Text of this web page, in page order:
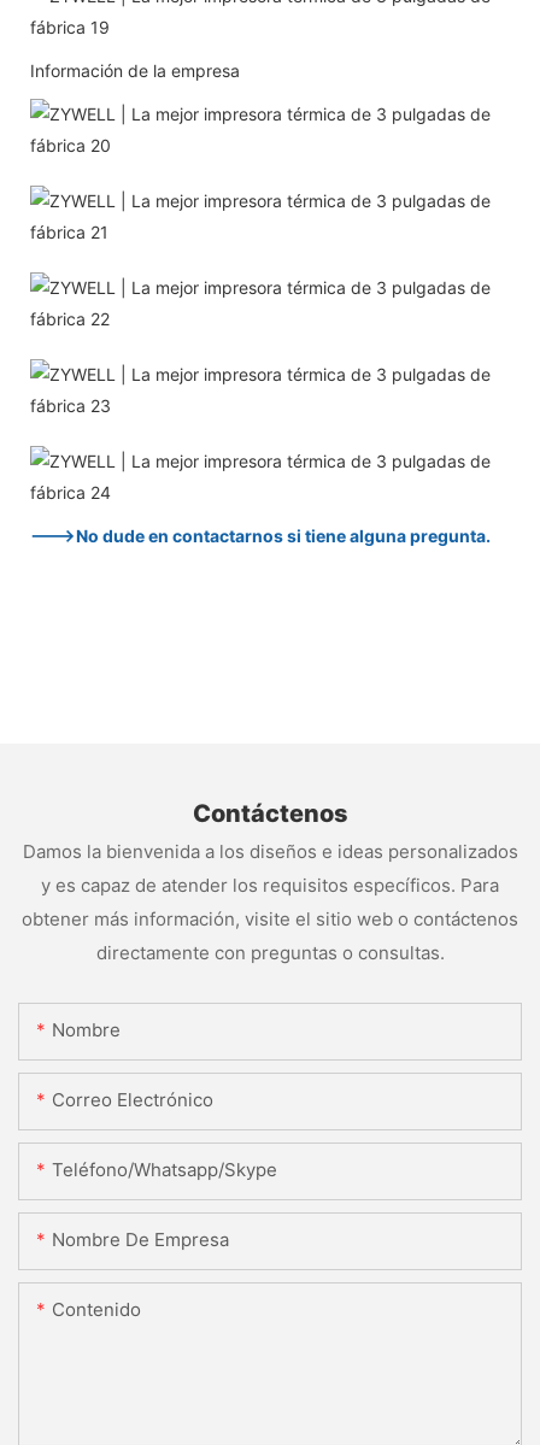
Información de la empresa
--->No dude en contactarnos si tiene alguna pregunta.
Contáctenos
Damos la bienvenida a los diseños e ideas personalizados
y es capaz de atender los requisitos específicos. Para
obtener más información, visite el sitio web o contáctenos
directamente con preguntas o consultas.
Nombre
Correo Electrónico
Teléfono/whatsapp/skype
Nombre De Empresa
Contenido